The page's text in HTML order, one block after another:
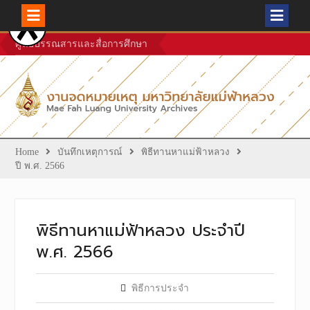
Skip
to
content
ศูนย์บรรณสารและสื่อการศึกษา
Home บันทึกเหตุการณ์
พิธีทานหาแม่ฟ้าหลวง
ปี พ.ศ. 2566
พิธีทานหาแม่ฟ้าหลวง ประจำปี
พ.ศ. 2566
พิธีการประจำ